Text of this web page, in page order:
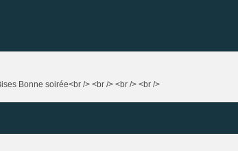
Bonne soirée<br /> <br /> <br /> <br />